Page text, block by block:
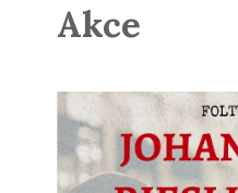
Akce